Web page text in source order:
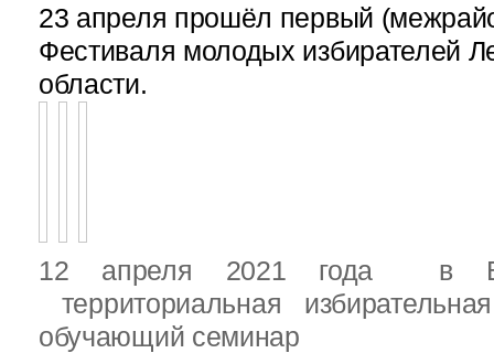
23 апреля прошёл первый
Фестиваля молодых избирателей
области.
12 апреля 2021 года в
территориальная
обучающий семинар